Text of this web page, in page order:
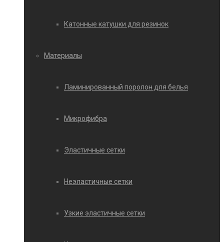
Катонные катушки для резинок
Материалы
Ламинированный поролон для белья
Микрофибра
Эластичные сетки
Неэластичные сетки
Узкие эластичные сетки